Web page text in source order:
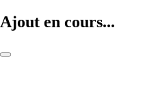
Ajout en cours...